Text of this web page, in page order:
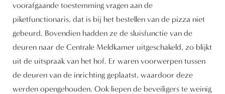
voorafgaande toestemming vragen aan de
piketfunctionaris, dat is bij het bestellen van de pizza niet
gebeurd. Bovendien hadden ze de sluisfunctie van de
deuren naar de Centrale Meldkamer uitgeschakeld, zo blijkt
uit de uitspraak van het hof. Er waren voorwerpen tussen
de deuren van de inrichting geplaatst, waardoor deze
werden opengehouden. Ook liepen de beveiligers te weinig